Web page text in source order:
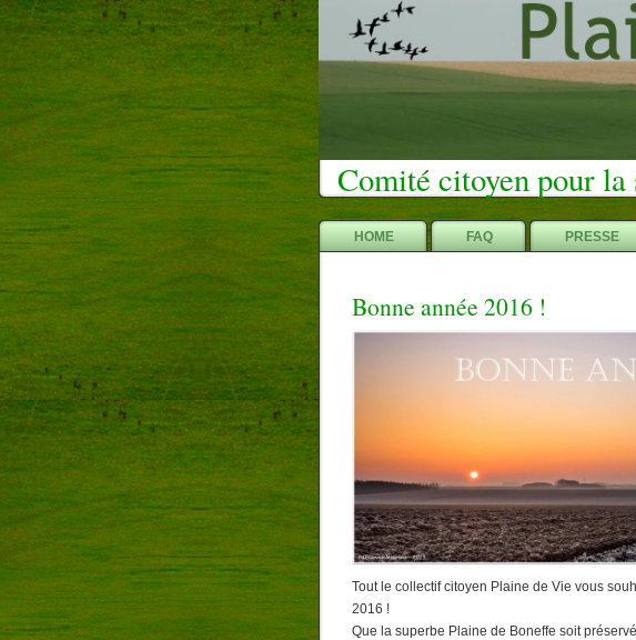
Comité citoyen pour la
HOME FAQ PRESSE
Bonne année 2016 !
Tout le collectif citoyen Plaine de Vie vous
2016 !
Que la superbe Plaine de Boneffe soit